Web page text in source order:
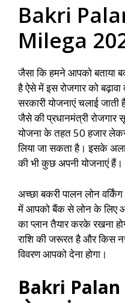
Bakri
Milega
जैसा कि हमने आपको बताया
है ऐसे में इस रोजगार को
सरकारी योजनाएं चलाई जाती
जैसे की प्रधानमंत्री रोजगार
योजना के तहत 50 हजार
लिया जा सकता है। इसके
की भी कुछ अपनी योजनाएं हैं।
अच्छा बकरी पालन लोन
में आपको बैंक से लोन के लिए
का प्लान तैयार करके रखना
राशि की जरूरत है और किस
विवरण आपको देना होगा।
Bakri Palan